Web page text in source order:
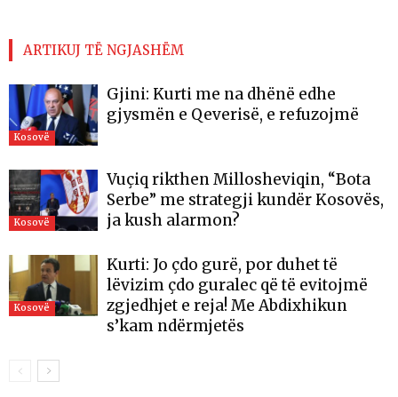
ARTIKUJ TË NGJASHËM
Kosovë
Gjini: Kurti me na dhënë edhe
gjysmën e Qeverisë, e refuzojmë
Kosovë
Vuçiq rikthen Millosheviqin, “Bota
Serbe” me strategji kundër Kosovës,
ja kush alarmon?
Kosovë
Kurti: Jo çdo gurë, por duhet të
lëvizim çdo guralec që të evitojmë
zgjedhjet e reja! Me Abdixhikun
s’kam ndërmjetës